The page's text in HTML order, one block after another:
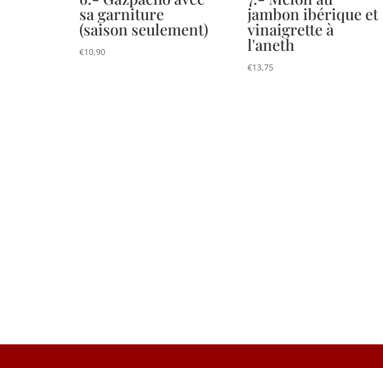
sa garniture
(saison seulement)
€10,90
jambon ibérique et
vinaigrette à
l'aneth
€13,75